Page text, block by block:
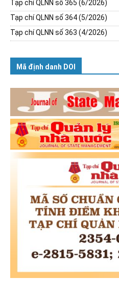
Tạp chí QLNN số 365 (6/2026)
Tạp chí QLNN số 364 (5/2026)
Tạp chí QLNN số 363 (4/2026)
Mã định danh DOI